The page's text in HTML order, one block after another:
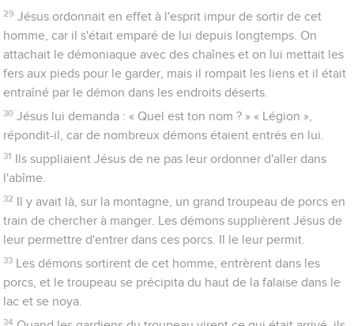
29 Jésus ordonnait en effet à l'esprit impur de sortir de cet
homme, car il s'était emparé de lui depuis longtemps. On
attachait le démoniaque avec des chaînes et on lui mettait les
fers aux pieds pour le garder, mais il rompait les liens et il était
entraîné par le démon dans les endroits déserts.
30 Jésus lui demanda : « Quel est ton nom ? » « Légion »,
répondit-il, car de nombreux démons étaient entrés en lui.
31 Ils suppliaient Jésus de ne pas leur ordonner d'aller dans
l'abîme.
32 Il y avait là, sur la montagne, un grand troupeau de porcs en
train de chercher à manger. Les démons supplièrent Jésus de
leur permettre d'entrer dans ces porcs. Il le leur permit.
33 Les démons sortirent de cet homme, entrèrent dans les
porcs, et le troupeau se précipita du haut de la falaise dans le
lac et se noya.
34